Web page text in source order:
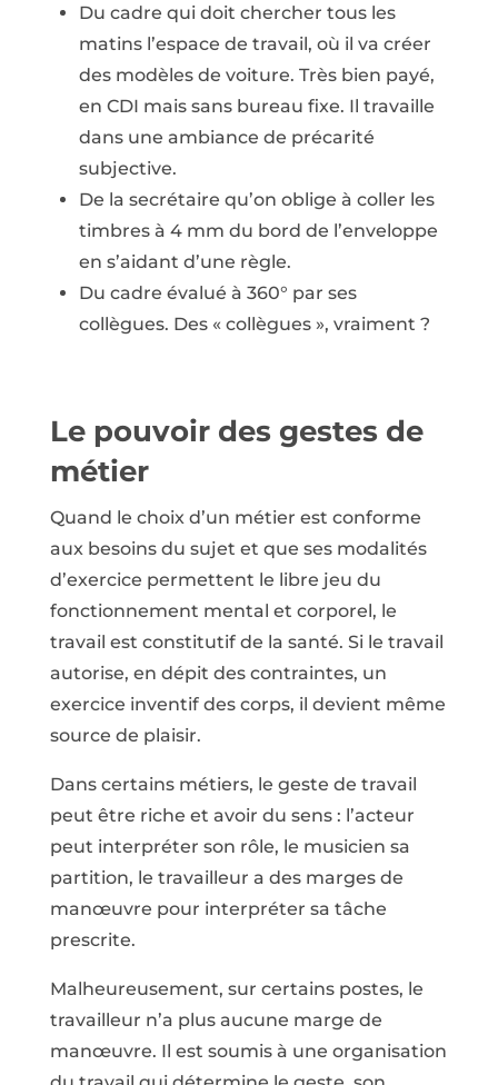
Du cadre qui doit chercher tous les
matins l’espace de travail, où il va créer
des modèles de voiture. Très bien payé,
en CDI mais sans bureau fixe. Il travaille
dans une ambiance de précarité
subjective.
De la secrétaire qu’on oblige à coller les
timbres à 4 mm du bord de l’enveloppe
en s’aidant d’une règle.
Du cadre évalué à 360° par ses
collègues. Des « collègues », vraiment ?
Le pouvoir des gestes de
métier
Quand le choix d’un métier est conforme
aux besoins du sujet et que ses modalités
d’exercice permettent le libre jeu du
fonctionnement mental et corporel, le
travail est constitutif de la santé. Si le travail
autorise, en dépit des contraintes, un
exercice inventif des corps, il devient même
source de plaisir.
Dans certains métiers, le geste de travail
peut être riche et avoir du sens : l’acteur
peut interpréter son rôle, le musicien sa
partition, le travailleur a des marges de
manœuvre pour interpréter sa tâche
prescrite.
Malheureusement, sur certains postes, le
travailleur n’a plus aucune marge de
manœuvre. Il est soumis à une organisation